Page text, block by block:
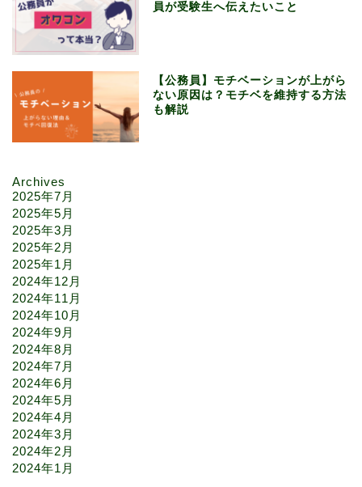
員が受験生へ伝えたいこと
【公務員】モチベーションが上がら
ない原因は？モチベを維持する方法
も解説
Archives
2025年7月
2025年5月
2025年3月
2025年2月
2025年1月
2024年12月
2024年11月
2024年10月
2024年9月
2024年8月
2024年7月
2024年6月
2024年5月
2024年4月
2024年3月
2024年2月
2024年1月